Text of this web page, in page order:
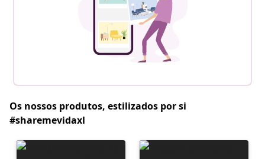
Os nossos produtos, estilizados por si
#sharemevidaxl